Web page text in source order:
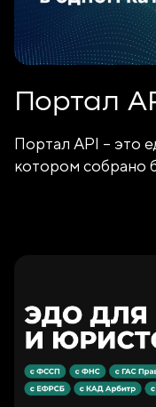
Портал
Портал API – это
котором собрано